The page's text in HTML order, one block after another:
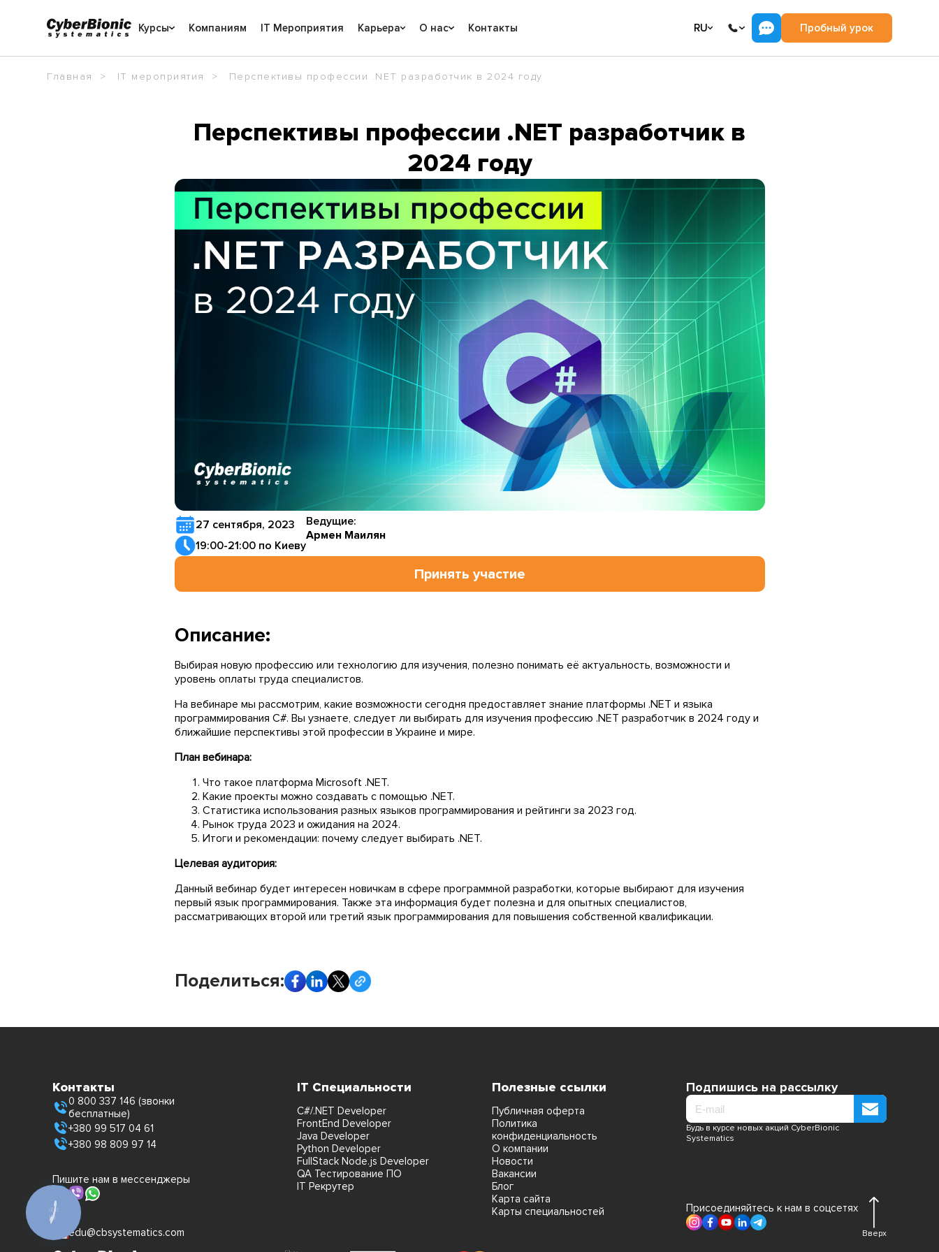
Курсы Компаниям IT Мероприятия Карьера О нас Контакты RU Пробный урок
Главная IT мероприятия Перспективы профессии .NET разработчик в 2024 году
Перспективы профессии .NET разработчик в
2024 году
27 сентября, 2023
19:00-21:00 по Киеву
Ведущие:
Армен Маилян
Принять участие
Описание:
Выбирая новую профессию или технологию для изучения, полезно понимать её актуальность, возможности и
уровень оплаты труда специалистов.
На вебинаре мы рассмотрим, какие возможности сегодня предоставляет знание платформы .NET и языка
программирования C#. Вы узнаете, следует ли выбирать для изучения профессию .NET разработчик в 2024 году и
ближайшие перспективы этой профессии в Украине и мире.
План вебинара:
Что такое платформа Microsoft .NET.
Какие проекты можно создавать с помощью .NET.
Статистика использования разных языков программирования и рейтинги за 2023 год.
Рынок труда 2023 и ожидания на 2024.
Итоги и рекомендации: почему следует выбирать .NET.
Целевая аудитория:
Данный вебинар будет интересен новичкам в сфере программной разработки, которые выбирают для изучения
первый язык программирования. Также эта информация будет полезна и для опытных специалистов,
рассматривающих второй или третий язык программирования для повышения собственной квалификации.
Поделиться:
Контакты
0 800 337 146 (звонки
бесплатные)
+380 99 517 04 61
+380 98 809 97 14
Пишите нам в мессенджеры
edu@cbsystematics.com
IT Специальности
C#/.NET Developer
FrontEnd Developer
Java Developer
Python Developer
FullStack Node.js Developer
QA Тестирование ПО
IT Рекрутер
Полезные ссылки
Публичная оферта
Политика
конфиденциальность
О компании
Новости
Вакансии
Блог
Карта сайта
Карты специальностей
Подпишись на рассылку
Будь в курсе новых акций CyberBionic
Systematics
Присоединяйтесь к нам в соцсетях
Вверх